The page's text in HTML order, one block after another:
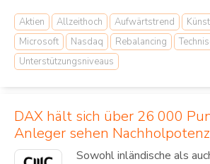
Aktien Allzeithoch Aufwärtstrend
Microsoft
Nasdaq Rebalancing
Unterstützungsniveaus
DAX hält sich über 26 000
Anleger sehen
Sowohl inländische als